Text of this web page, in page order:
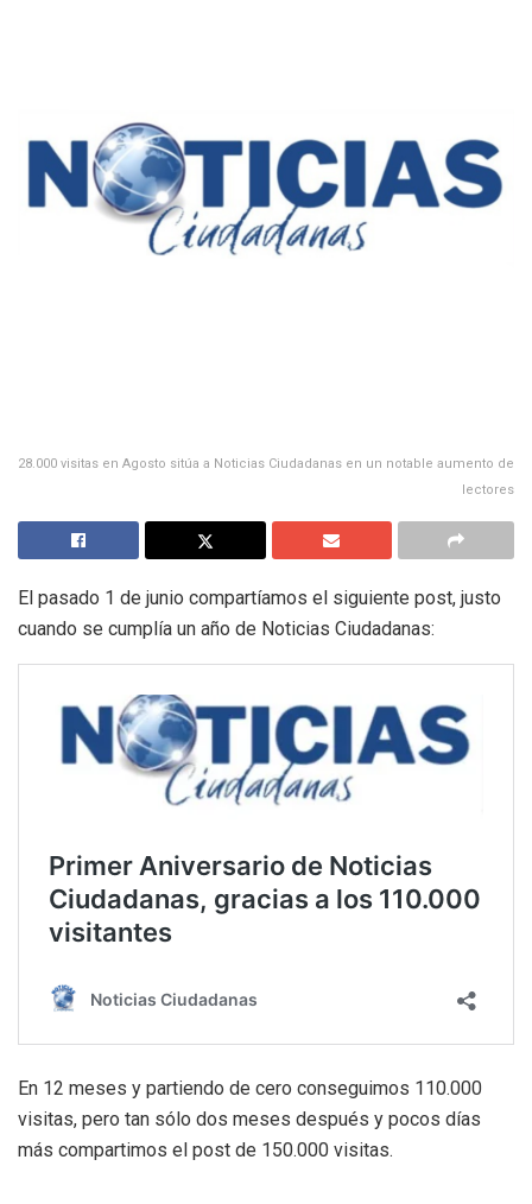
28.000 visitas en Agosto sitúa a Noticias Ciudadanas en un notable aumento de
lectores
El pasado 1 de junio compartíamos el siguiente post, justo
cuando se cumplía un año de Noticias Ciudadanas:
En 12 meses y partiendo de cero conseguimos 110.000
visitas, pero tan sólo dos meses después y pocos días
más compartimos el post de 150.000 visitas.